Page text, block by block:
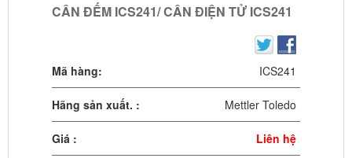
CÂN ĐẾM ICS241/ CÂN ĐIỆN TỬ ICS241
Mã hàng: ICS241
Hãng sản xuất. : Mettler Toledo
Giá : Liên hệ